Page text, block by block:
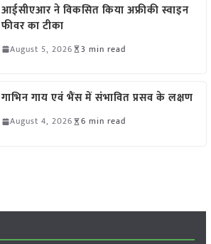
आईसीएआर ने विकसित किया अफ्रीकी स्वाइन
फीवर का टीका
August 5, 2026 3 min read
गाभिन गाय एवं भैंस में संभावित प्रसव के लक्षण
August 4, 2026 6 min read